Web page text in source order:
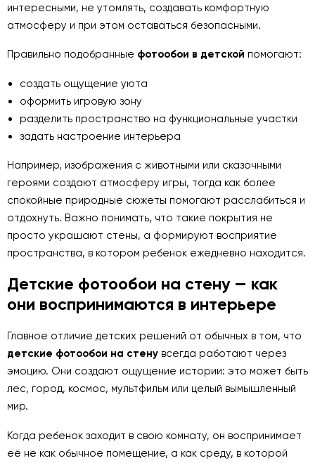
интересными, не утомлять, создавать комфортную
атмосферу и при этом оставаться безопасными.
Правильно подобранные фотообои в детской помогают:
создать ощущение уюта
оформить игровую зону
разделить пространство на функциональные участки
задать настроение интерьера
Например, изображения с животными или сказочными
героями создают атмосферу игры, тогда как более
спокойные природные сюжеты помогают расслабиться и
отдохнуть. Важно понимать, что такие покрытия не
просто украшают стены, а формируют восприятие
пространства, в котором ребенок ежедневно находится.
Детские фотообои на стену — как
они воспринимаются в интерьере
Главное отличие детских решений от обычных в том, что
детские фотообои на стену всегда работают через
эмоцию. Они создают ощущение истории: это может быть
лес, город, космос, мультфильм или целый вымышленный
мир.
Когда ребенок заходит в свою комнату, он воспринимает
её не как обычное помещение, а как среду, в которой